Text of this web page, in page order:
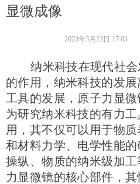
显微成像
纳米科技在现代社会
的作用，纳米科技的发
工具的发展，原子力显
为研究纳米科技的有力
用，其不仅可以用于物
和材料力学、电学性能
操纵、物质的纳米级加
力显微镜的核心部件，
2023年3月23日 17:03